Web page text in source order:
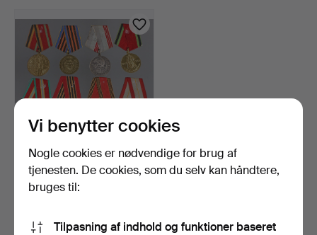
8 ordener og emblemer fra
Sovjetunionen.
1 dag
47 USD
Vi benytter cookies
Nogle cookies er nødvendige for brug af
tjenesten. De cookies, som du selv kan håndtere,
bruges til:
Tilpasning af indhold og funktioner baseret